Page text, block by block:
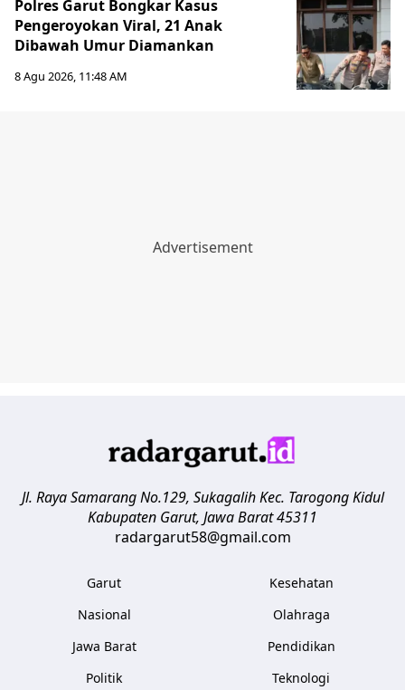
Polres Garut Bongkar Kasus
Pengeroyokan Viral, 21 Anak
Dibawah Umur Diamankan
8 Agu 2026, 11:48 AM
Jl. Raya Samarang No.129, Sukagalih Kec. Tarogong Kidul
Kabupaten Garut, Jawa Barat45311
radargarut58@gmail.com
Garut
Nasional
Jawa Barat
Politik
Kesehatan
Olahraga
Pendidikan
Teknologi